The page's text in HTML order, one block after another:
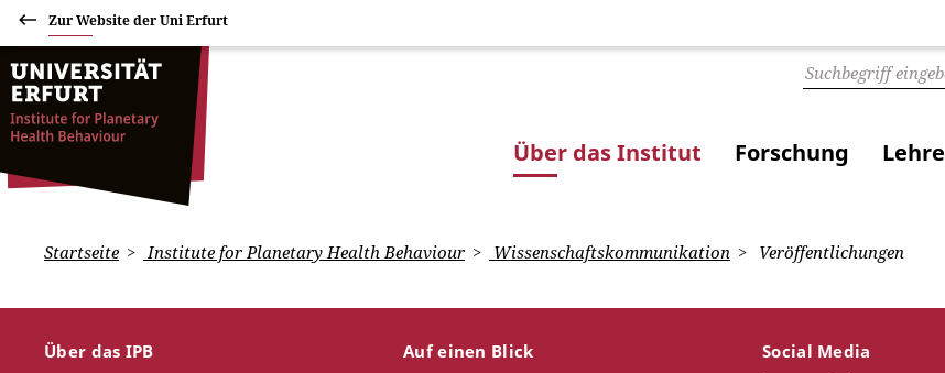
Zur Website der Uni Erfurt
Über das Institut Forschung Lehre
Startseite Institute for Planetary Health Behaviour Wissenschaftskommunikation Veröffentlichungen
Über das IPB Auf einen Blick Social Media